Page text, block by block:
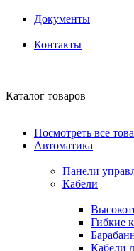
Документы
Контакты
Каталог товаров
Посмотреть все
Автоматика
Панели
Кабели
Гибкие
Кабели